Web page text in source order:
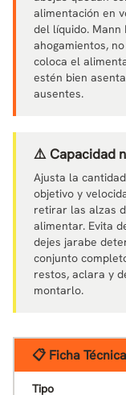
alimentación en
del líquido.
ahogamientos,
coloca el
estén bien
ausentes.
⚠️ Capacidad
Ajusta la
objetivo y
retirar las alzas
alimentar. Evita
dejes jarabe
conjunto
restos, aclara y
montarlo.
📋 Ficha Técnica
Tipo